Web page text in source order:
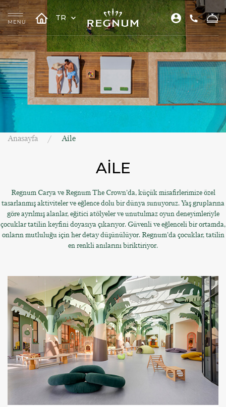
TR
Anasayfa Aile
AİLE
Regnum Carya ve Regnum The Crown’da, küçük misafirlerimize özel
tasarlanmış aktiviteler ve eğlence dolu bir dünya sunuyoruz. Yaş gruplarına
göre ayrılmış alanlar, eğitici atölyeler ve unutulmaz oyun deneyimleriyle
çocuklar tatilin keyfini doyasıya çıkarıyor. Güvenli ve eğlenceli bir ortamda,
onların mutluluğu için her detay düşünülüyor. Regnum’da çocuklar, tatilin
en renkli anılarını biriktiriyor.